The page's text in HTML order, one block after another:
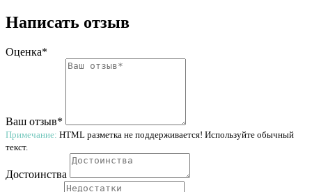
Написать отзыв
Оценка*
Ваш отзыв*
Примечание: HTML разметка не поддерживается! Используйте обычный
текст.
Достоинства